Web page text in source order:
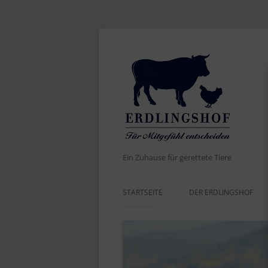
Ein Zuhause für gerettete Tiere
STARTSEITE DER ERDLINGSHOF